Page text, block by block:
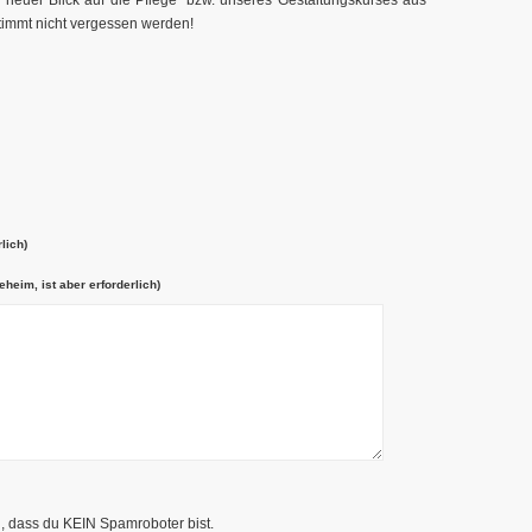
nicht vergessen werden!
ist aber erforderlich)
dass du KEIN Spamroboter bist.